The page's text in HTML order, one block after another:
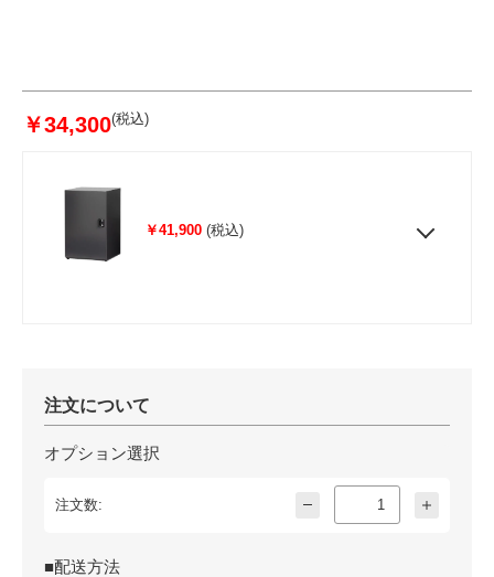
￥34,300(税込)
￥41,900 (税込)
注文について
オプション選択
注文数:
■配送方法